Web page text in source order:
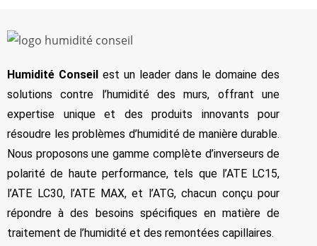
Humidité Conseilest un leader dans le domaine des
solutions contre l’humidité des murs, offrant une
expertise unique et des produits innovants pour
résoudre les problèmes d’humidité de manière durable.
Nous proposons une gamme complète d’inverseurs de
polarité de haute performance, tels que l’ATE LC15,
l’ATE LC30, l’ATE MAX, et l’ATG, chacun conçu pour
répondre à des besoins spécifiques en matière de
traitement de l’humidité et des remontées capillaires.